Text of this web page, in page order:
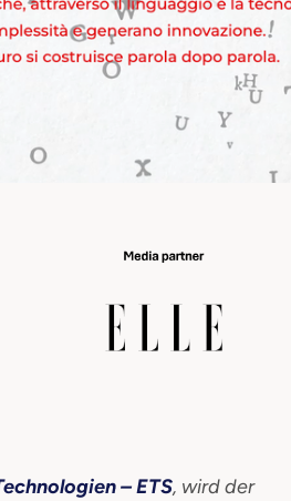
– ETS, wird der